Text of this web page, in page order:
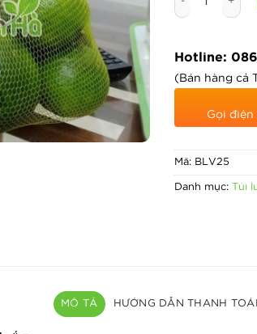
Hotline:
(Bán hàng cả
Gọi điện
Mã: BLV25
Danh mục: Túi
MÔ TẢ HƯỚNG DẪN THANH